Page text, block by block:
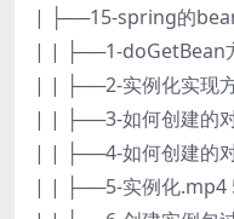
| ├──15-spring的
| | ├──1-doGetBean
| | ├──2-实例化实现
| | ├──3-如何创建的
| | ├──4-如何创建的
| | ├──5-实例化.mp4